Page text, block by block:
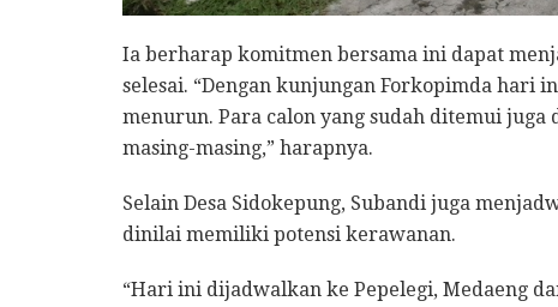
Ia berharap komitmen bersama ini dapat
selesai. “Dengan kunjungan Forkopimda hari
menurun. Para calon yang sudah ditemui
masing-masing,” harapnya.
Selain Desa Sidokepung, Subandi juga
dinilai memiliki potensi kerawanan.
“Hari ini dijadwalkan ke Pepelegi, Medaeng